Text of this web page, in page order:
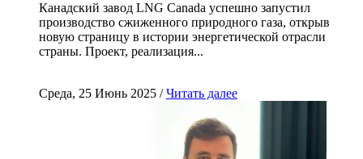
Канадский завод LNG Canada успешно запустил
производство сжиженного природного газа, открыв
новую страницу в истории энергетической отрасли
страны. Проект, реализация...
Среда, 25 Июнь 2025 /Читать далее